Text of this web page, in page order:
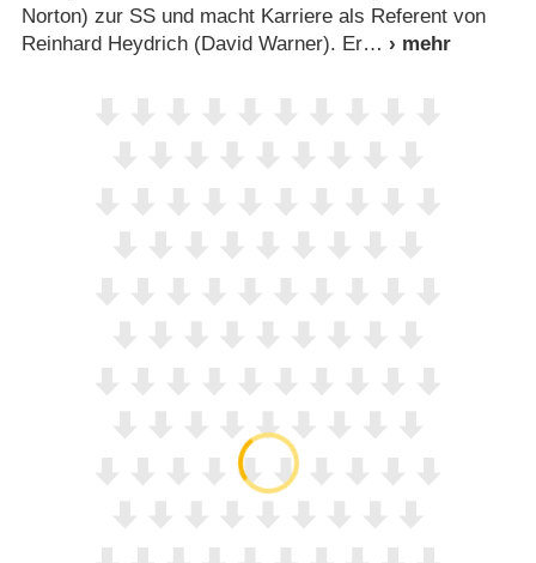
Norton) zur SS und macht Karriere als Referent von
Reinhard Heydrich (David Warner). Er